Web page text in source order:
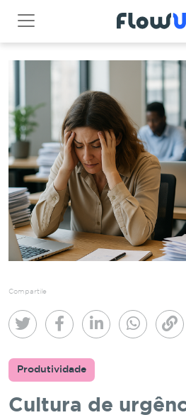
Compartile
Produtividade
Cultura de